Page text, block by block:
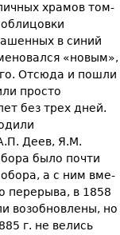
храмов том­
в синий
«новым»,
Отсюда и пошли
просто
без трех дней.
Деев, Я.М.
бы­ло почти
а с ним вме­
перерыва, в 1858
возобновлены, но
г. не велись